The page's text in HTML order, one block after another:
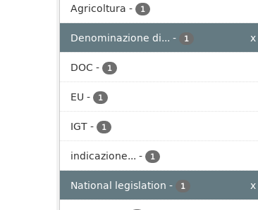
Agricoltura - 1
Denominazione di... - 1
x
DOC - 1
EU - 1
IGT- 1
indicazione... - 1
National legislation - 1
x